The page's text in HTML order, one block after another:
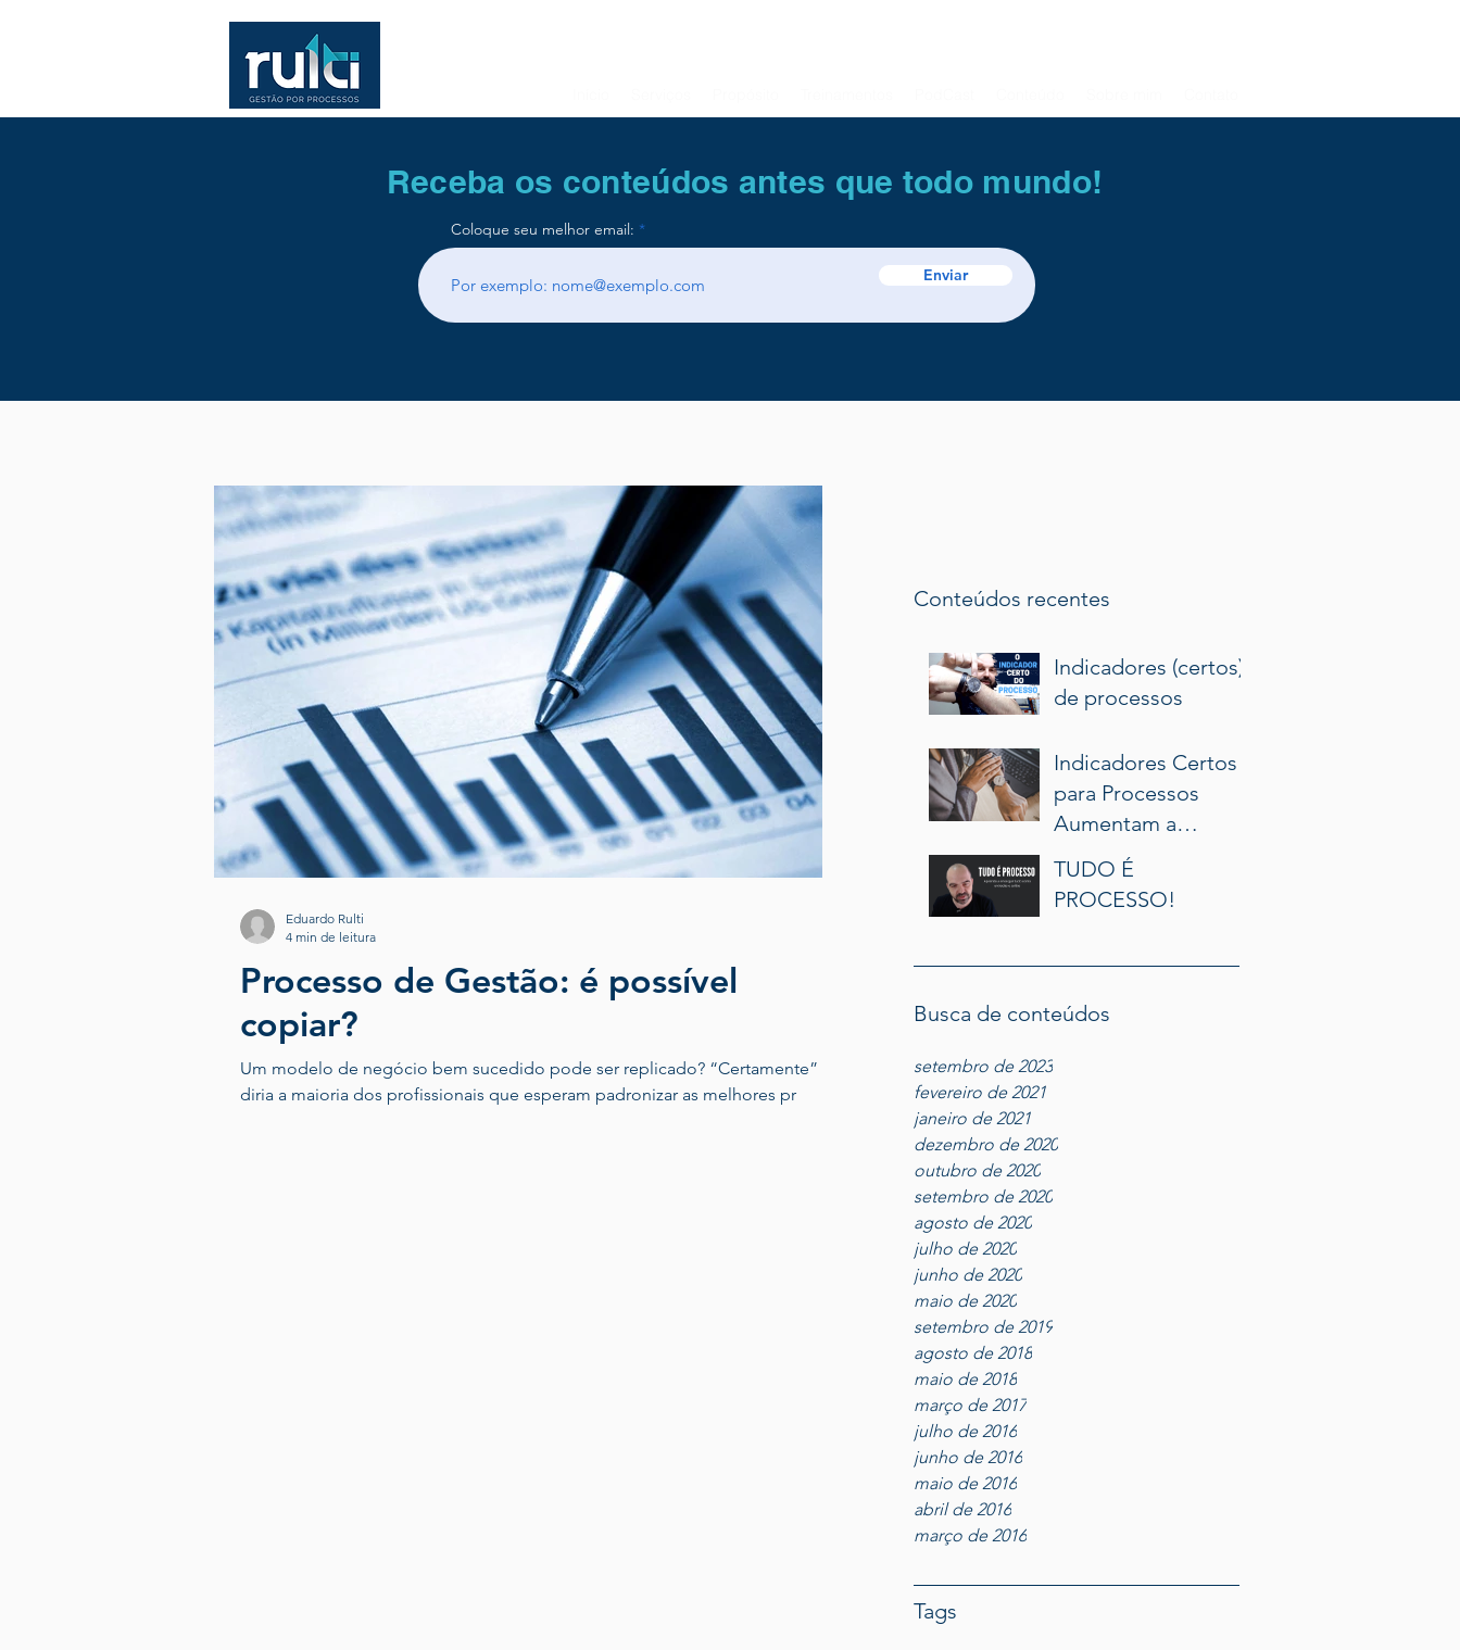
Receba os conteúdos antes que todo mundo!
Coloque seu melhor email:
Enviar
Conteúdos recentes
Indicadores (certos)
de processos
Indicadores Certos
para Processos
Aumentam a
Produtividade e o
Resultado do
Profissional de
TUDO É
PROCESSO!
Busca de conteúdos
setembro de 2023
fevereiro de 2021
janeiro de 2021
dezembro de 2020
outubro de 2020
setembro de 2020
agosto de 2020
julho de 2020
junho de 2020
maio de 2020
setembro de 2019
agosto de 2018
maio de 2018
março de 2017
julho de 2016
junho de 2016
maio de 2016
abril de 2016
março de 2016
Tags
Processo de Gestão: é possível
copiar?
Um modelo de negócio bem sucedido pode ser replicado? “Certamente” -
diria a maioria dos profissionais que esperam padronizar as melhores pr
Eduardo Rulti
4 min de leitura